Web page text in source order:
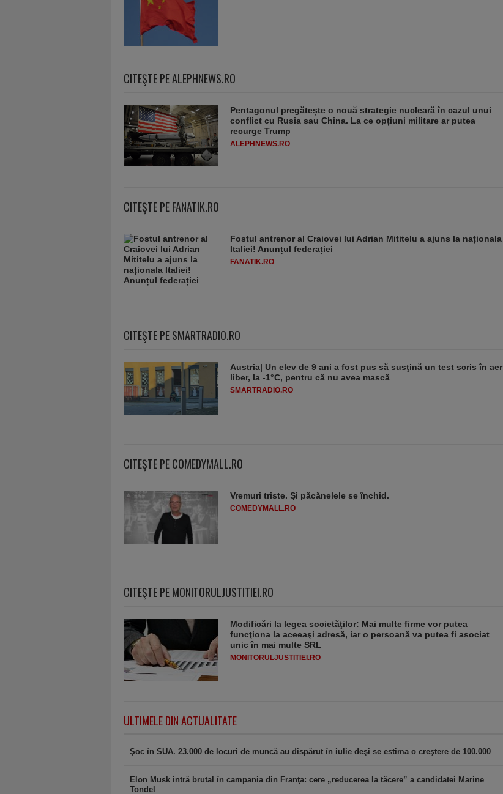
CITEŞTE PE ALEPHNEWS.RO
Pentagonul pregătește o nouă strategie nucleară în cazul unui
conflict cu Rusia sau China. La ce opțiuni militare ar putea
recurge Trump
ALEPHNEWS.RO
CITEŞTE PE FANATIK.RO
Fostul antrenor al Craiovei lui Adrian Mititelu a ajuns la naționala
Italiei! Anunțul federației
FANATIK.RO
CITEŞTE PE SMARTRADIO.RO
Austria| Un elev de 9 ani a fost pus să susţină un test scris în aer
liber, la -1°C, pentru că nu avea mască
SMARTRADIO.RO
CITEŞTE PE COMEDYMALL.RO
Vremuri triste. Şi păcănelele se închid.
COMEDYMALL.RO
CITEŞTE PE MONITORULJUSTITIEI.RO
Modificări la legea societăţilor: Mai multe firme vor putea
funcţiona la aceeaşi adresă, iar o persoană va putea fi asociat
unic în mai multe SRL
MONITORULJUSTITIEI.RO
ULTIMELE DIN ACTUALITATE
Şoc în SUA. 23.000 de locuri de muncă au dispărut în iulie deşi se estima o creştere de 100.000
Elon Musk intră brutal în campania din Franţa: cere „reducerea la tăcere” a candidatei Marine
Tondel